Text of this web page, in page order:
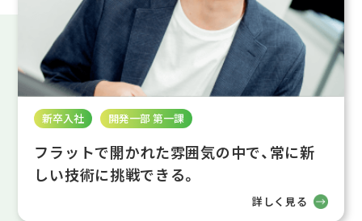
新卒入社 開発一部 第一課
フラットで開かれた雰囲気の中で、常に新
しい技術に挑戦できる。
詳しく見る